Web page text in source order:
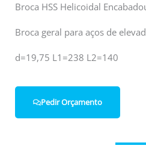
Broca HSS Helicoidal
Broca geral para aços de
d=19,75 L1=238 L2=140
Pedir Orçamento